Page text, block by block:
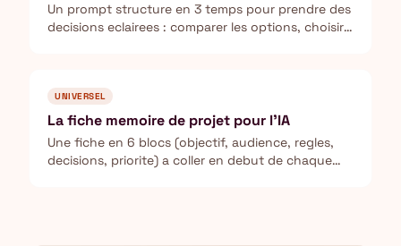
Un prompt structure en 3 temps pour prendre des
decisions eclairees : comparer les options, choisir
UNIVERSEL
La fiche memoire de projet pour l'IA
Une fiche en 6 blocs (objectif, audience, regles,
decisions, priorite) a coller en debut de chaque